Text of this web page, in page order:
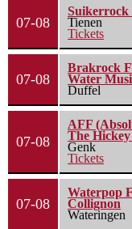
07-08
Suikerrock
Tienen
Tickets
07-08
Brakrock
Water
Duffel
07-08
AFF
The
Genk
Tickets
07-08
Waterpop
Collignon
Wateringen